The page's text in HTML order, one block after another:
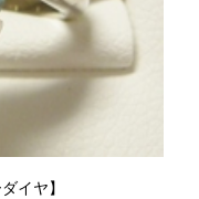
イヤ】